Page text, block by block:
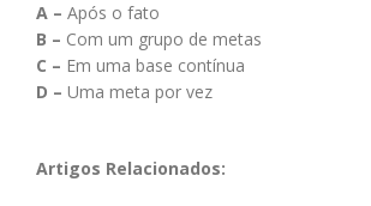
A – Após o fato
B – Com um grupo de metas
C – Em uma base contínua
D – Uma meta por vez
Artigos Relacionados: